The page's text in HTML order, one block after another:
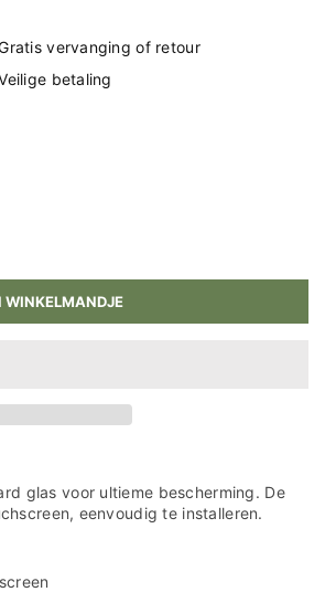
vervanging of retour
betaling
WINKELMANDJE
glas voor ultieme bescherming. De
eenvoudig te installeren.